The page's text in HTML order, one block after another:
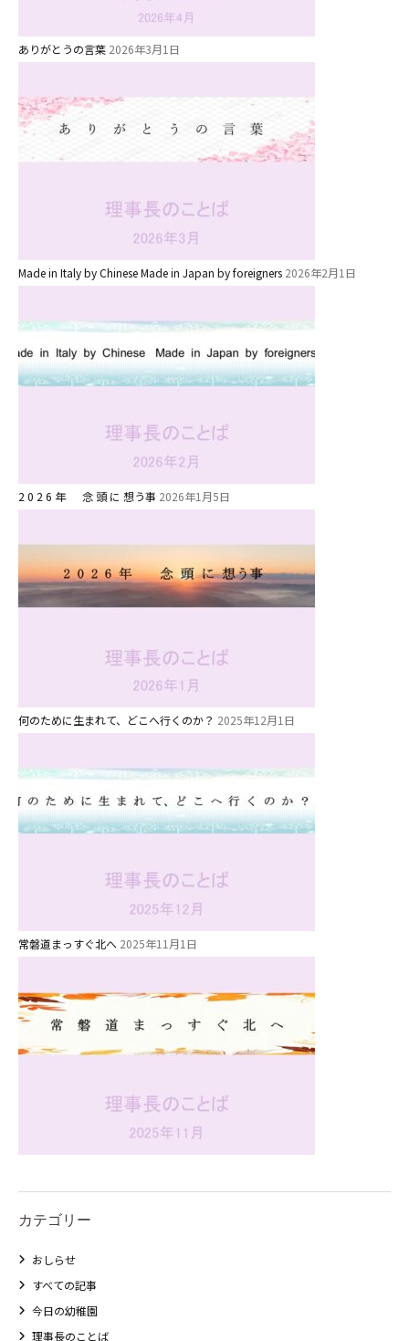
ありがとうの言葉 2026年3月1日
Made in Italy by Chinese Made in Japan by foreigners 2026年2月1日
2 0 2 6 年 念 頭 に 想う事 2026年1月5日
何のために生まれて、どこへ行くのか？ 2025年12月1日
常磐道まっすぐ北へ 2025年11月1日
カテゴリー
おしらせ
すべての記事
今日の幼稚園
理事長のことば
教職員募集
園舎案内
理事長のことば
教育と保育
美⽊多幼稚園の理想
園の1⽇
年間⾏事
預かり保育［ヒラソル ]
美⽊多チコス
美⽊多チコスについて
美⽊多チコスブログ
未就園児クラス
1歳・2歳親子登園［マリポサクラ
2歳児ひとり登園［ゆず組 ]
グループ施設・
関係先リンク
学校法⼈鴨⾕学園 鳳幼稚園
⼤阪府私⽴幼稚園連盟
社会福祉法人野田福祉会